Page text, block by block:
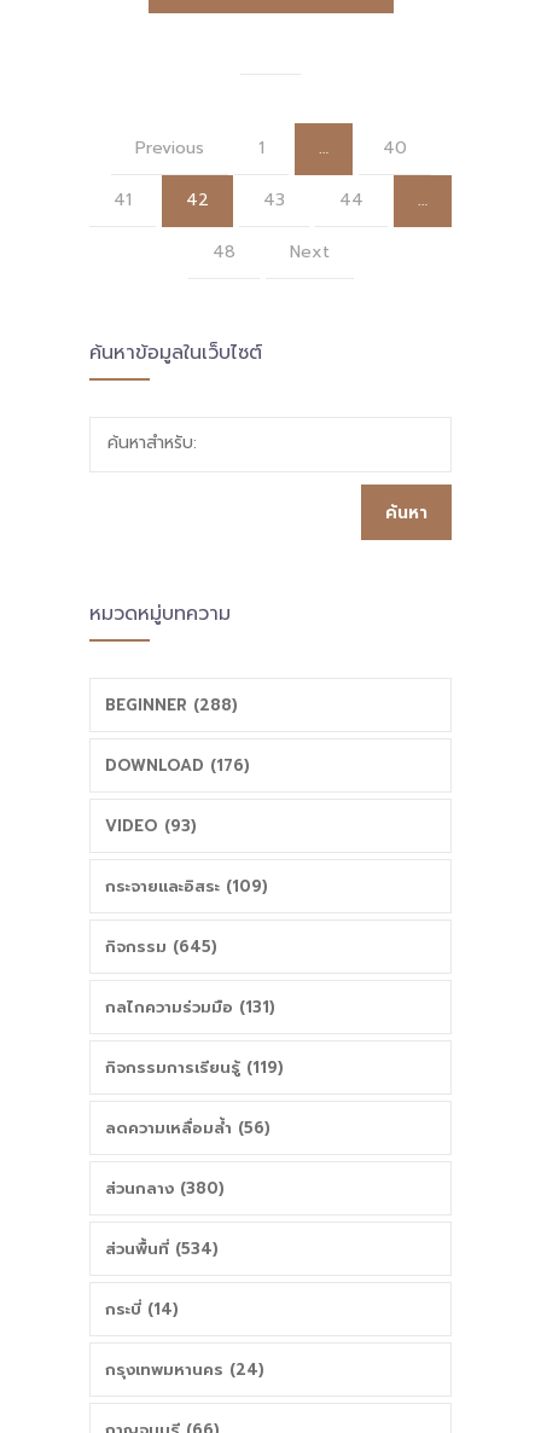
Previous 1 … 40
41 42 43 44 …
48 Next
ค้นหาข้อมูลในเว็บไซต์
ค้นหาสำหรับ:
หมวดหมู่บทความ
BEGINNER (288)
DOWNLOAD (176)
VIDEO (93)
กระจายและอิสระ (109)
กิจกรรม (645)
กลไกความร่วมมือ (131)
กิจกรรมการเรียนรู้ (119)
ลดความเหลื่อมล้ำ (56)
ส่วนกลาง (380)
ส่วนพื้นที่ (534)
กระบี่ (14)
กรุงเทพมหานคร (24)